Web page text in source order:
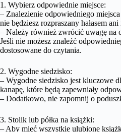
1. Wybierz odpowiednie miejsce:
– Znalezienie odpowiedniego
nie będziesz rozpraszany hałasem
– Należy również zwrócić uwagę na
Jeśli nie możesz znaleźć
dostosowane do czytania.
2. Wygodne siedzisko:
– Wygodne siedzisko jest kluczowe
kanapę, które będą zapewniały
– Dodatkowo, nie zapomnij o
3. Stolik lub półka na książki:
– Aby mieć wszystkie ulubione